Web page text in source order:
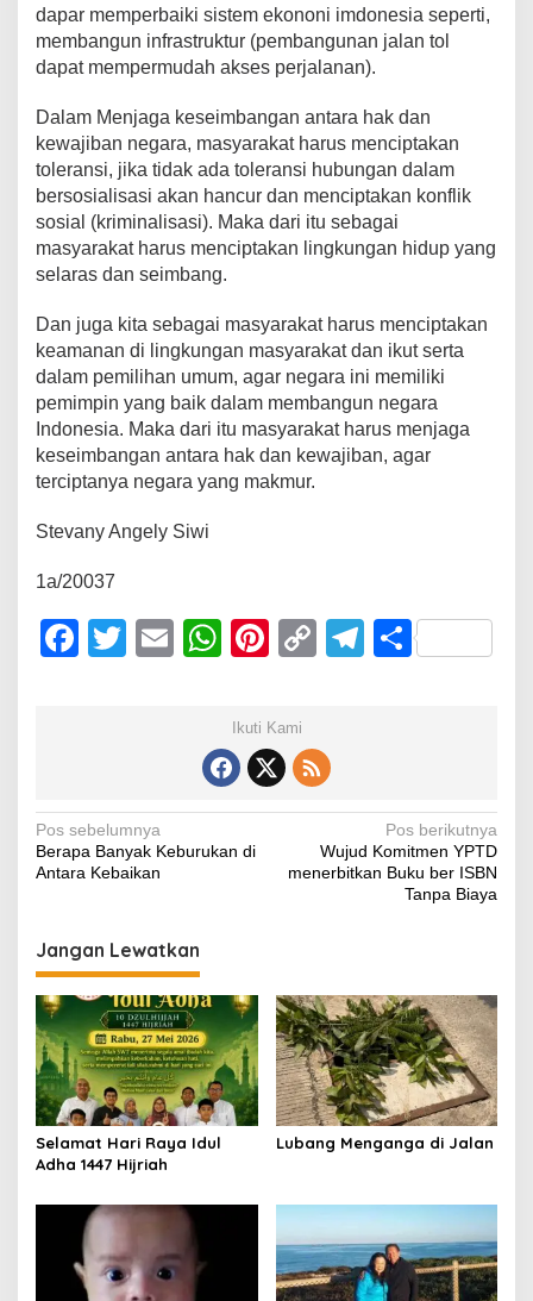
dapar memperbaiki sistem ekononi imdonesia seperti,
membangun infrastruktur (pembangunan jalan tol
dapat mempermudah akses perjalanan).
Dalam Menjaga keseimbangan antara hak dan
kewajiban negara, masyarakat harus menciptakan
toleransi, jika tidak ada toleransi hubungan dalam
bersosialisasi akan hancur dan menciptakan konflik
sosial (kriminalisasi). Maka dari itu sebagai
masyarakat harus menciptakan lingkungan hidup yang
selaras dan seimbang.
Dan juga kita sebagai masyarakat harus menciptakan
keamanan di lingkungan masyarakat dan ikut serta
dalam pemilihan umum, agar negara ini memiliki
pemimpin yang baik dalam membangun negara
Indonesia. Maka dari itu masyarakat harus menjaga
keseimbangan antara hak dan kewajiban, agar
terciptanya negara yang makmur.
Stevany Angely Siwi
1a/20037
F
o
o
T
E
W
at
s
A
p
Pi
er
e
st
C
y
Li
k
T
m
S
Ikuti Kami
Navigasi
pos
Pos sebelumnya
Berapa Banyak Keburukan di
Antara Kebaikan
Pos berikutnya
Wujud Komitmen YPTD
menerbitkan Buku ber ISBN
Tanpa Biaya
Jangan Lewatkan
Selamat Hari Raya Idul
Adha 1447 Hijriah
Lubang Menganga di Jalan